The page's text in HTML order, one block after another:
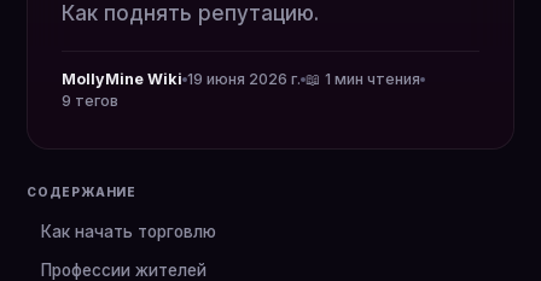
Как поднять репутацию.
MollyMine Wiki 19 июня 2026 г. 📖 1 мин чтения
9 тегов
СОДЕРЖАНИЕ
Как начать торговлю
Профессии жителей